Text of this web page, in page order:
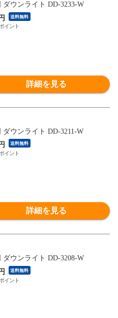
ダウンライト DD-3233-W
送料無料
詳細を見る
ダウンライト DD-3211-W
送料無料
詳細を見る
ダウンライト DD-3208-W
送料無料